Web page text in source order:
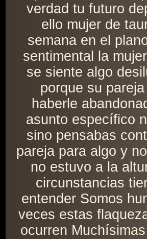
verdad tu futuro
ello mujer de
semana en el
sentimental la
se siente algo
porque su
haberle
asunto específico
sino pensabas
pareja para algo y
no estuvo a la
circunstancias
entender Somos
veces estas
ocurren